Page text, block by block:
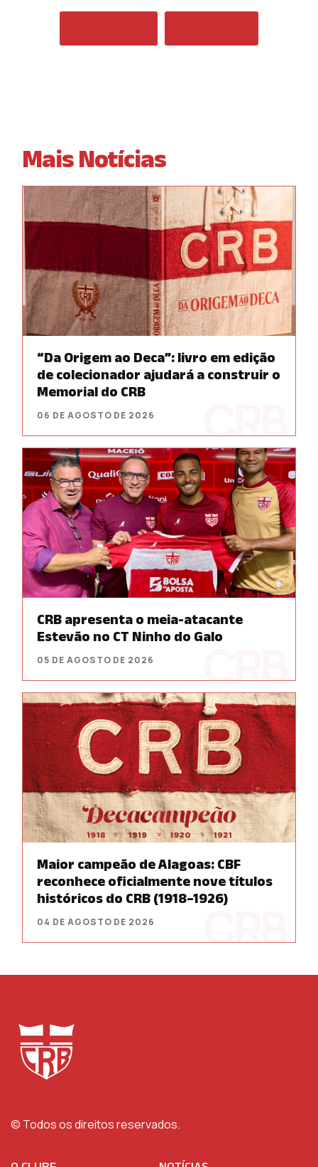
Mais Notícias
“Da Origem ao Deca”: livro em edição
de colecionador ajudará a construir o
Memorial do CRB
06 DE AGOSTO DE 2026
CRB apresenta o meia-atacante
Estevão no CT Ninho do Galo
05 DE AGOSTO DE 2026
Maior campeão de Alagoas: CBF
reconhece oficialmente nove títulos
históricos do CRB (1918–1926)
04 DE AGOSTO DE 2026
© Todos os direitos reservados.